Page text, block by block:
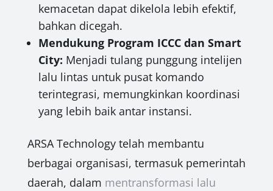
kemacetan dapat dikelola lebih efektif,
bahkan dicegah.
Mendukung Program ICCC dan Smart
City: Menjadi tulang punggung intelijen
lalu lintas untuk pusat komando
terintegrasi, memungkinkan koordinasi
yang lebih baik antar instansi.
ARSA Technology telah membantu
berbagai organisasi, termasuk pemerintah
daerah, dalam mentransformasi lalu